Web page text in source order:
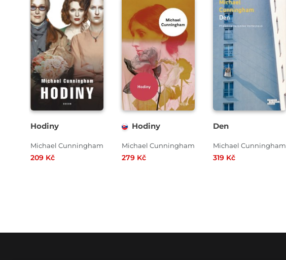
Hodiny
Michael Cunningham
209 Kč
Hodiny
Michael Cunningham
279 Kč
Den
Michael Cunningham
319 Kč